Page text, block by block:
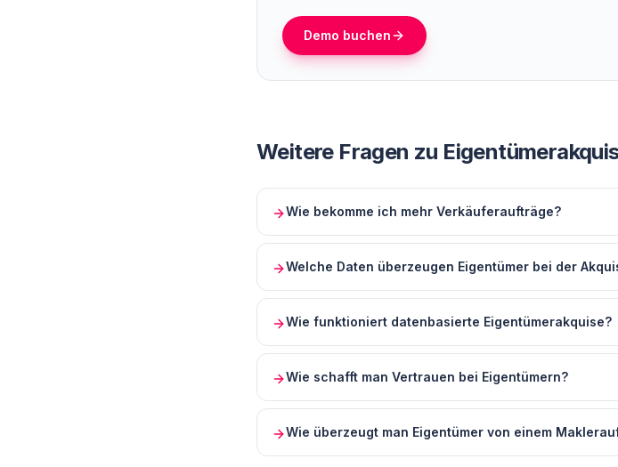
Demo buchen
Weitere Fragen zu
Wie bekomme ich mehr Verkäuferaufträge?
Welche Daten überzeugen Eigentümer bei der
Wie funktioniert datenbasierte Eigentümerakquise?
Wie schafft man Vertrauen bei Eigentümern?
Wie überzeugt man Eigentümer von einem